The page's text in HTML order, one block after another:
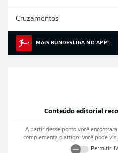
Cruzamentos
MAIS BUNDESLIGA NO APP!
Conteúdo editorial
A partir desse ponto você
complementa o artigo. Você pode
Permitir